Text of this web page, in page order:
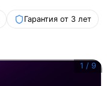
Гарантия от 3 лет
1 / 9